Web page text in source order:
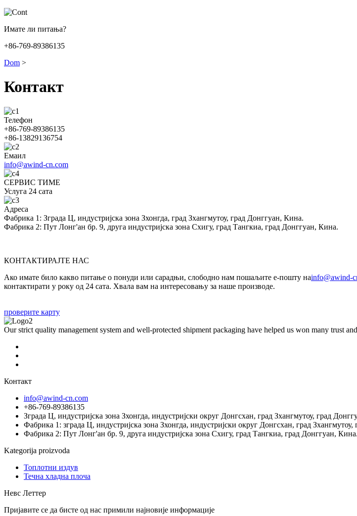
Имате ли питања?
+86-769-89386135
Dom >
Контакт
Телефон
+86-769-89386135
+86-13829136754
Емаил
info@awind-cn.com
СЕРВИС ТИМЕ
Услуга 24 сата
Адреса
Фабрика 1: Зграда Ц, индустријска зона Зхонгда, град Зхангмутоу, град Донггуан, Кина.
Фабрика 2: Пут Лонг'ан бр. 9, друга индустријска зона Схигу, град Тангкиа, град Донггуан, Кина.
КОНТАКТИРАЈТЕ НАС
Ако имате било какво питање о понуди или сарадњи, слободно нам пошаљите е-пошту наinfo@awind-
контактирати у року од 24 сата. Хвала вам на интересовању за наше производе.
проверите карту
Our strict quality management system and well-protected shipment packaging have helped us won many trust
Контакт
info@awind-cn.com
+86-769-89386135
Зграда Ц, индустријска зона Зхонгда, индустријски округ Донгсхан, град Зхангмутоу, град
Фабрика 1: зграда Ц, индустријска зона Зхонгда, индустријски округ Донгсхан, град
Фабрика 2: Пут Лонг'ан бр. 9, друга индустријска зона Схигу, град Тангкиа, град Донггуан, Кина.
Kategorija proizvoda
Топлотни издув
Течна хладна плоча
Невс Леттер
Пријавите се да бисте од нас примили најновије информације